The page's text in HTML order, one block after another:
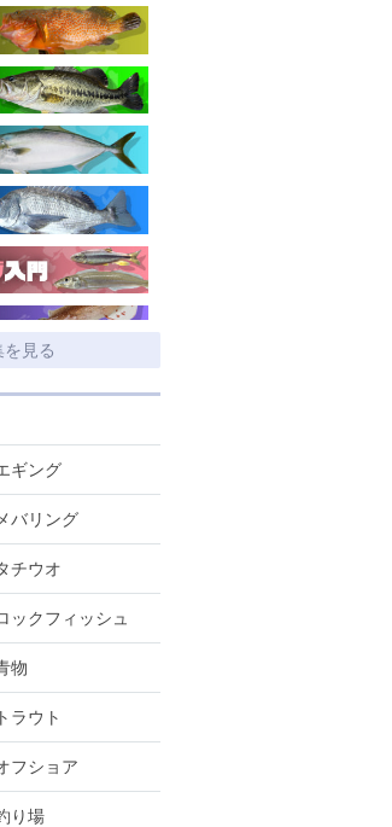
見る
ギング
メバリング
チウオ
ックフィッシュ
物
トラウト
フショア
り場